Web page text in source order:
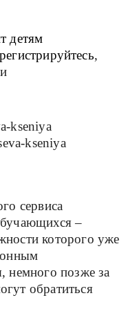
детям
контент детям
,
kseniya
сервиса
–
которого уже
немного позже за
обратиться